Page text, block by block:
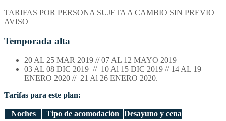
tipo
de
TARIFAS POR PERSONA SUJETA A CAMBIO SIN PREVIO
AVISO
Temporada alta
20 AL 25 MAR 2019 // 07 AL 12 MAYO 2019
03 AL 08 DIC 2019 // 10 Al 15 DIC 2019 // 14 AL 19
ENERO 2020 // 21 Al 26 ENERO 2020.
Tarifas para este plan:
Noches Tipo de acomodación Desayuno y cena